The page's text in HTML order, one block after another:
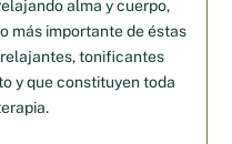
alma y cuerpo,
más importante de éstas
tonificantes
y que constituyen toda